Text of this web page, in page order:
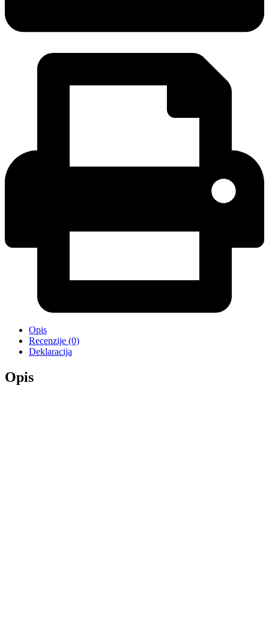
Opis
Recenzije (0)
Deklaracija
Opis